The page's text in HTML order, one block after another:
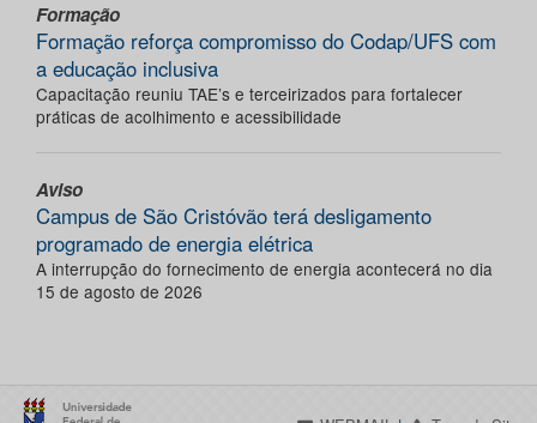
Formação
Formação reforça compromisso do Codap/UFS com
a educação inclusiva
Capacitação reuniu TAE’s e terceirizados para fortalecer
práticas de acolhimento e acessibilidade
Aviso
Campus de São Cristóvão terá desligamento
programado de energia elétrica
A interrupção do fornecimento de energia acontecerá no dia
15 de agosto de 2026